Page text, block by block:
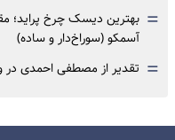
= بهترین دیسک چرخ پراید؛
آسمکو (سوراخ‌دار و ساده)
= تقدیر از مصطفی احمدی در